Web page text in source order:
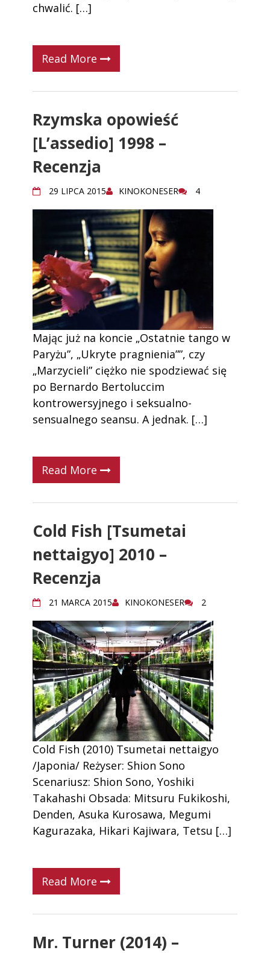
chwalić. […]
Read More
Rzymska opowieść
[L’assedio] 1998 –
Recenzja
29 LIPCA 2015 KINOKONESER 4
Mając już na koncie „Ostatnie tango w
Paryżu”, „Ukryte pragnienia””, czy
„Marzycieli” ciężko nie spodziewać się
po Bernardo Bertoluccim
kontrowersyjnego i seksualno-
sensualnego seansu. A jednak. […]
Read More
Cold Fish [Tsumetai
nettaigyo] 2010 –
Recenzja
21 MARCA 2015 KINOKONESER 2
Cold Fish (2010) Tsumetai nettaigyo
/Japonia/ Reżyser: Shion Sono
Scenariusz: Shion Sono, Yoshiki
Takahashi Obsada: Mitsuru Fukikoshi,
Denden, Asuka Kurosawa, Megumi
Kagurazaka, Hikari Kajiwara, Tetsu […]
Read More
Mr. Turner (2014) –